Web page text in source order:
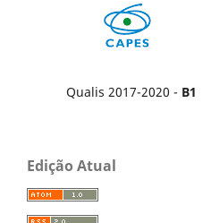
Qualis 2017-2020 - B1
Edição Atual